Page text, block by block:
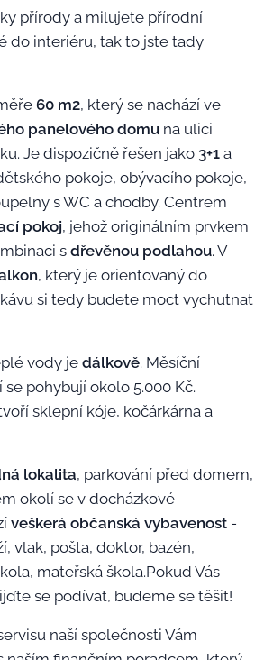
přírody a milujete přírodní
do interiéru, tak to jste tady
60 m2, který se nachází ve
panelového domu na ulici
Je dispozičně řešen jako 3+1 a
pokoje, obývacího pokoje,
s WC a chodby. Centrem
pokoj, jehož originálním prvkem
sdřevěnou podlahou. V
, který je orientovaný do
kávu si tedy budete moct vychutnat
vody je dálkově. Měsíční
pohybují okolo 5.000 Kč.
sklepní kóje, kočárkárna a
lokalita, parkování před domem,
okolí se v docházkové
veškerá občanská vybavenost -
vlak, pošta, doktor, bazén,
mateřská škola.Pokud Vás
se podívat, budeme se těšit!
naší společnosti Vám